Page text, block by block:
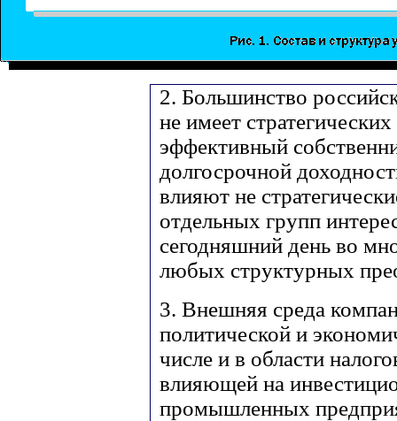
2. Большинство
не имеет
эффективный
долгосрочной
влияют не
отдельных групп
сегодняшний день во
любых структурных
3. Внешняя среда
политической и
числе и в области
влияющей на
промышленных